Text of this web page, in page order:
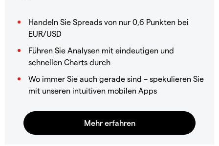
Handeln Sie Spreads von nur 0,6 Punkten bei
EUR/USD
Führen Sie Analysen mit eindeutigen und
schnellen Charts durch
Wo immer Sie auch gerade sind – spekulieren Sie
mit unseren intuitiven mobilen Apps